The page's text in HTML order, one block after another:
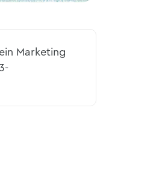
Marketing